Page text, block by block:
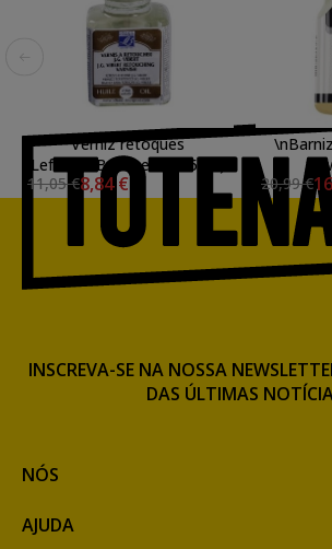
Verniz retoques
Lefranc&Bourgeois (75 ml)
11,05 €8,84 €
20,99 €
NÓS
AJUDA
INSCREVA-SE NA NOSSA
DAS ÚLTIMAS